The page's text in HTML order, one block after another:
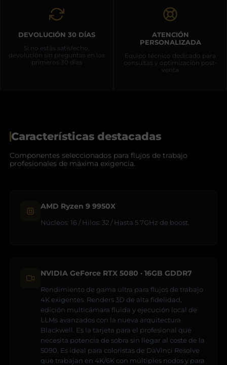
DEVOLUCIÓN 30 DÍAS
Si no estás satisfecho,
devolución sin preguntas en los
primeros 30 días
ATENCIÓN
PERSONALIZADA
Equipo técnico dedicado para
consultas y optimización post-
venta
Características destacadas
Componentes seleccionados para flujos de trabajo
profesionales de máxima exigencia.
AMD Ryzen 9 9950X
Núcleos: 16 / Hilos: 32 / Hasta 5.7GHz de boost.
NVIDIA GeForce RTX 5080 · 16GB GDDR7
Rendimiento de gama ultra para flujos de trabajo
4K exigentes. Renders 3D de alta fidelidad,
edición multicámara fluida y ejecución local de
LLMs avanzados con la nueva arquitectura
Blackwell. Es la tarjeta para el profesional que
necesita potencia de sobra sin llegar al coste de la
5090. Es ideal para coloristas de DaVinci Resolve
que trabajan en 4K/6K con múltiples nodos y para